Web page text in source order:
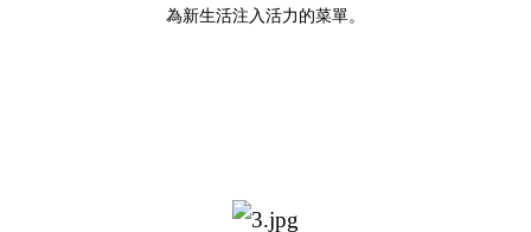
為新生活注入活力的菜單。